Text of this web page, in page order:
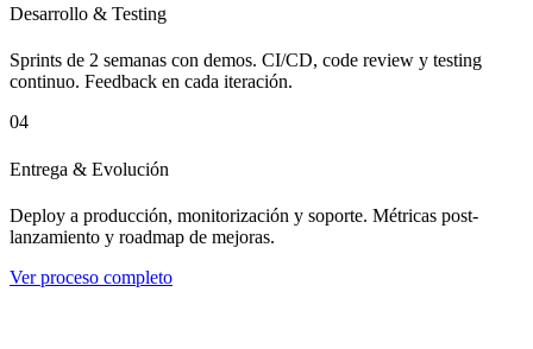
Desarrollo & Testing
Sprints de 2 semanas con demos. CI/CD, code review y testing
continuo. Feedback en cada iteración.
04
Entrega & Evolución
Deploy a producción, monitorización y soporte. Métricas post-
lanzamiento y roadmap de mejoras.
Ver proceso completo